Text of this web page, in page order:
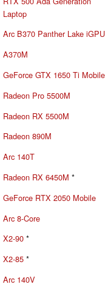
Laptop
Arc B370 Panther Lake iGPU
A370M
GeForce GTX 1650 Ti Mobile
Radeon Pro 5500M
Radeon RX 5500M
Radeon 890M
Arc 140T
Radeon RX 6450M *
GeForce RTX 2050 Mobile
Arc 8-Core
X2-90 *
X2-85 *
Arc 140V